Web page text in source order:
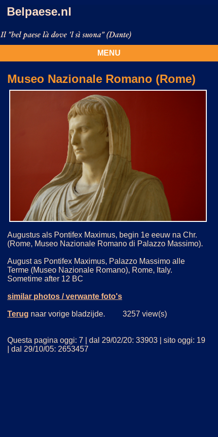
Belpaese.nl
MENU
Museo Nazionale Romano (Rome)
Augustus als Pontifex Maximus, begin 1e eeuw na Chr.
(Rome, Museo Nazionale Romano di Palazzo Massimo).
August as Pontifex Maximus, Palazzo Massimo alle
Terme (Museo Nazionale Romano), Rome, Italy.
Sometime after 12 BC
similar photos / verwante foto's
Terug naar vorige bladzijde. 3257 view(s)
Questa pagina oggi: 7 | dal 29/02/20: 33903 | sito oggi: 19
| dal 29/10/05: 2653457